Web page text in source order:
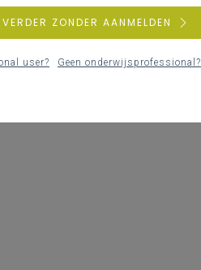
ZONDER AANMELDEN
user? Geen onderwijsprofessional?